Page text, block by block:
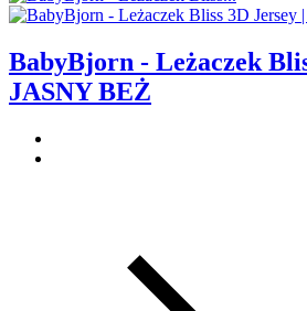
BabyBjorn - Leżaczek
JASNY BEŻ